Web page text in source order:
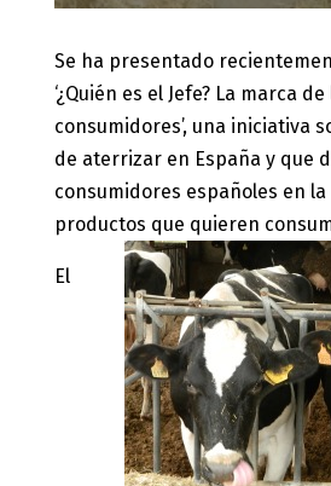
Se ha presentado
‘¿Quién es el Jefe? La marca de
consumidores’, una iniciativa
de aterrizar en España y que
consumidores españoles en
productos que quieren
El